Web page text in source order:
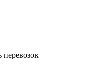
перевозок